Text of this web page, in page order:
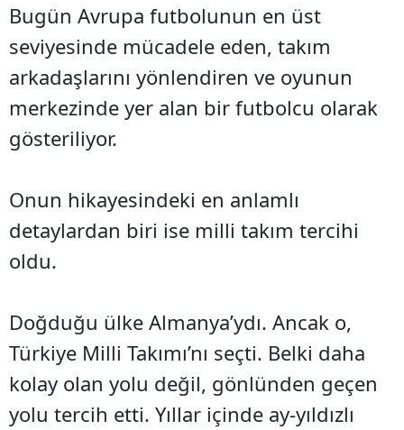
Bugün Avrupa futbolunun en üst
seviyesinde mücadele eden, takım
arkadaşlarını yönlendiren ve oyunun
merkezinde yer alan bir futbolcu olarak
gösteriliyor.
Onun hikayesindeki en anlamlı
detaylardan biri ise milli takım tercihi
oldu.
Doğduğu ülke Almanya’ydı. Ancak o,
Türkiye Milli Takımı’nı seçti. Belki daha
kolay olan yolu değil, gönlünden geçen
yolu tercih etti. Yıllar içinde ay-yıldızlı